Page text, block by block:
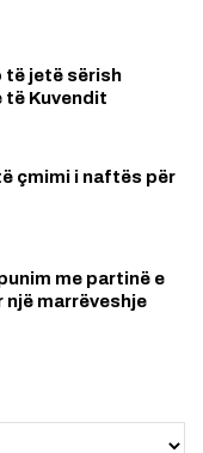
të jetë sërish
të Kuvendit
çmimi i naftës për
me partinë e
një marrëveshje